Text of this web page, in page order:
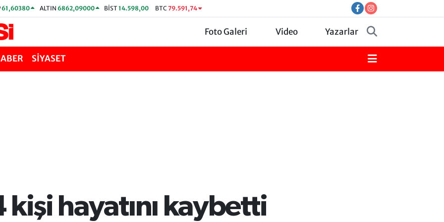
61,60380 ALTIN 6862,09000 BİST14.598,00 BTC 79.591,74
Foto Galeri Video Yazarlar
SİYASET
hayatını kaybetti